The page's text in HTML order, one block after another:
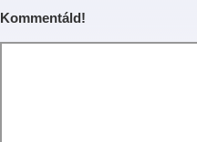
Kommentáld!